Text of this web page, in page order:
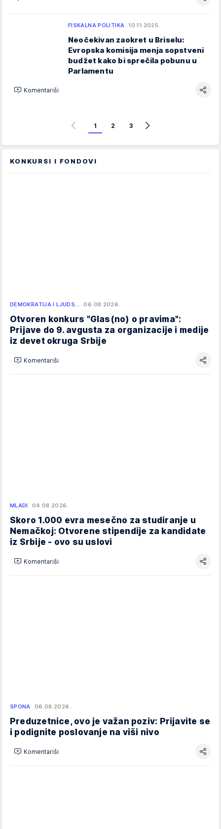
FISKALNA POLITIKA 10.11.2025.
Neočekivan zaokret u Briselu:
Evropska komisija menja sopstveni
budžet kako bi sprečila pobunu u
Parlamentu
Komentariši
1 2 3
KONKURSI I FONDOVI
DEMOKRATIJA I LJUDS… 06.08.2026.
Otvoren konkurs "Glas(no) o pravima":
Prijave do 9. avgusta za organizacije i medije
iz devet okruga Srbije
Komentariši
MLADI 04.08.2026.
Skoro 1.000 evra mesečno za studiranje u
Nemačkoj: Otvorene stipendije za kandidate
iz Srbije - ovo su uslovi
Komentariši
SPONA 06.08.2026.
Preduzetnice, ovo je važan poziv: Prijavite se
i podignite poslovanje na viši nivo
Komentariši